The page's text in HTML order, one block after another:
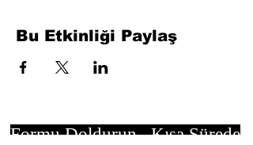
Bu Etkinliği Paylaş
Formu Doldurun. Kısa Sürede